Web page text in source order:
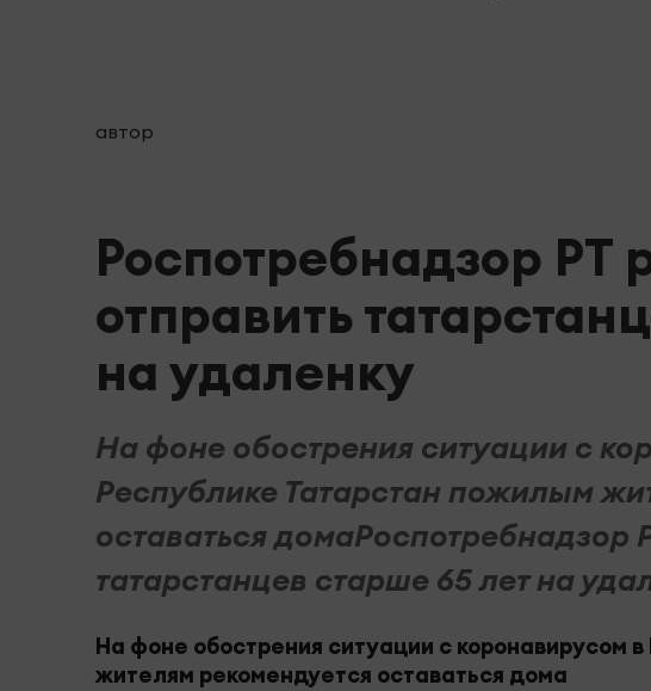
автор
Роспотребнадзор РТ
отправить
на удаленку
На фоне обострения ситуации с
Республике Татарстан пожилым
оставаться домаРоспотребнадзор
татарстанцев старше 65 лет на
На фоне обострения ситуации с коронавирусом
жителям рекомендуется оставаться дома